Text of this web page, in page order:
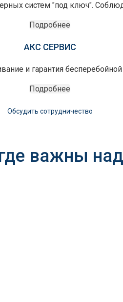
систем "под ключ".
Подробнее
АКС СЕРВИС
и гарантия
Подробнее
Обсудить сотрудничество
важны